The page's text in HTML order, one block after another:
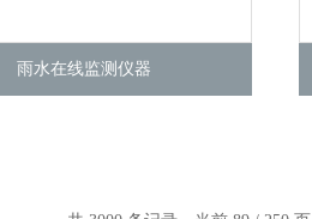
雨水在线监测仪器